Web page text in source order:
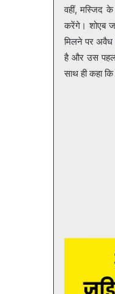
वहीं, मस्जिद
करेंगे। शोएब
मिलने पर अवैध
है और उस पहल
साथ ही कहा